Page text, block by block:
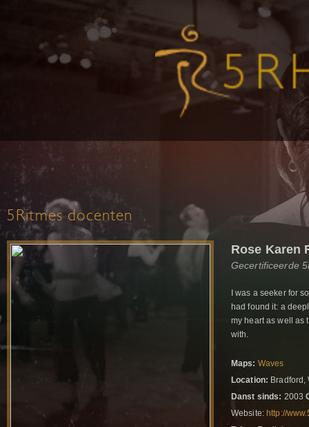
5Ritmes docenten
Rose Karen
Gecertificeerde
I was a seeker for
had found it: a
my heart as well as
with.
Maps: Waves
Location: Bradford,
Danst sinds: 2003
Website: http://